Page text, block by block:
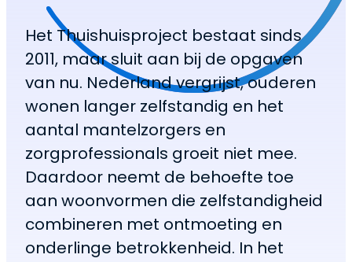
Het Thuishuisproject bestaat sinds
2011, maar sluit aan bij de opgaven
van nu. Nederland vergrijst, ouderen
wonen langer zelfstandig en het
aantal mantelzorgers en
zorgprofessionals groeit niet mee.
Daardoor neemt de behoefte toe
aan woonvormen die zelfstandigheid
combineren met ontmoeting en
onderlinge betrokkenheid. In het